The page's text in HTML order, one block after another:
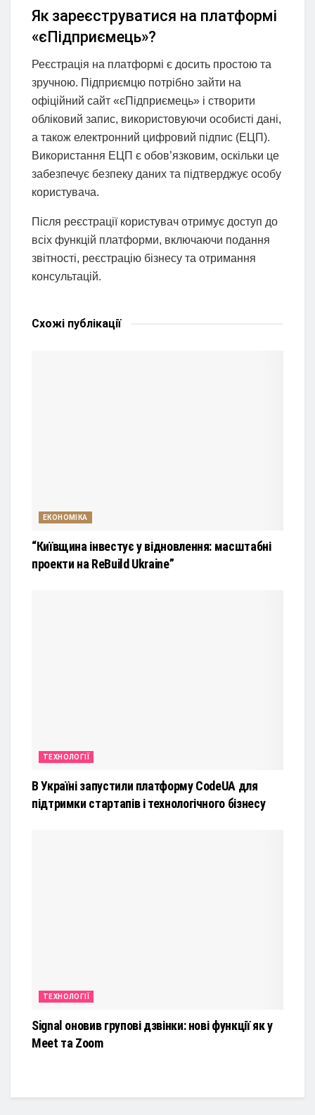
Як зареєструватися на платформі
«єПідприємець»?
Реєстрація на платформі є досить простою та
зручною. Підприємцю потрібно зайти на
офіційний сайт «єПідприємець» і створити
обліковий запис, використовуючи особисті дані,
а також електронний цифровий підпис (ЕЦП).
Використання ЕЦП є обов’язковим, оскільки це
забезпечує безпеку даних та підтверджує особу
користувача.
Після реєстрації користувач отримує доступ до
всіх функцій платформи, включаючи подання
звітності, реєстрацію бізнесу та отримання
консультацій.
Схожі публікації
ЕКОНОМІКА
“Київщина інвестує у відновлення: масштабні
проекти на ReBuild Ukraine”
ТЕХНОЛОГІЇ
В Україні запустили платформу CodeUA для
підтримки стартапів і технологічного бізнесу
ТЕХНОЛОГІЇ
Signal оновив групові дзвінки: нові функції як у
Meet та Zoom